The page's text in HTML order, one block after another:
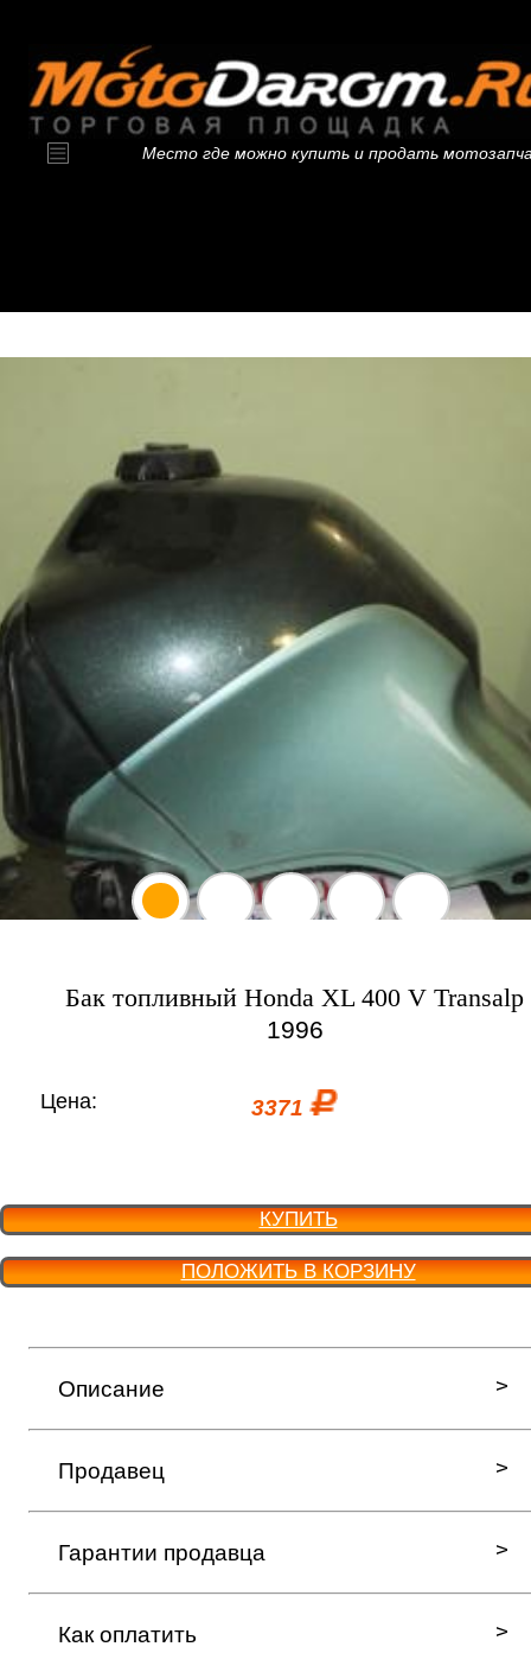
Место где можно купить и продать
Бак топливный Honda XL 400 V Transalp
1996
Цена: 3371
КУПИТЬ
ПОЛОЖИТЬ В КОРЗИНУ
Описание
Продавец
Гарантии продавца
Как оплатить